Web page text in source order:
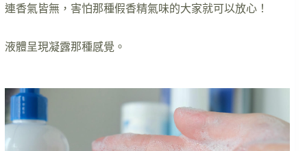
連香氣皆無，害怕那種假香精氣味的大家就可以放心！
液體呈現凝露那種感覺。